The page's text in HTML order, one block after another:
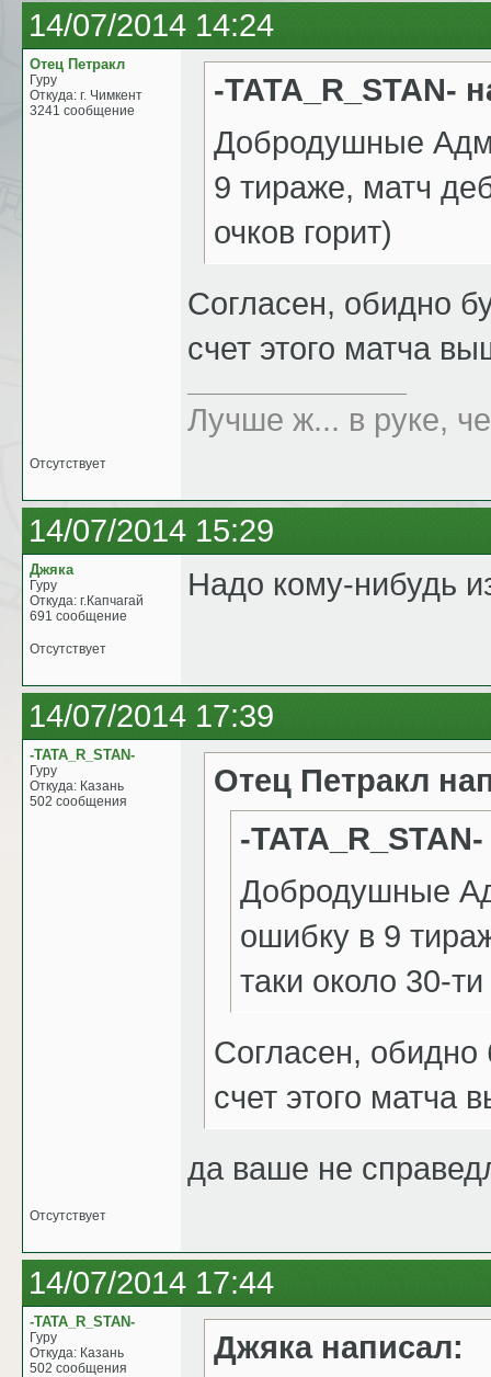
14/07/2014 14:24
Отец Петракл
Гуру
Откуда: г. Чимкент
3241 сообщение
-TATA_R_STAN-
Добродушные
9 тираже, матч
очков горит)
Согласен, обидно
счет этого матча
Лучше ж... в руке,
Отсутствует
14/07/2014 15:29
Джяка
Гуру
Откуда: г.Капчагай
691 сообщение
Надо кому-нибудь
Отсутствует
14/07/2014 17:39
-TATA_R_STAN-
Гуру
Откуда: Казань
502 сообщения
Отец Петракл
-
Добродушные
ошибку в 9
таки около 30-ти
Согласен, обидно
счет этого матча
да ваше не
Отсутствует
14/07/2014 17:44
-TATA_R_STAN-
Гуру
Откуда: Казань
502 сообщения
Джяка написал: